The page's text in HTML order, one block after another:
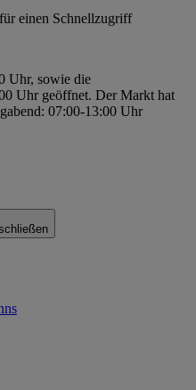
einen Schnellzugriff
Uhr, sowie die
Uhr geöffnet. Der Markt hat
07:00-13:00 Uhr